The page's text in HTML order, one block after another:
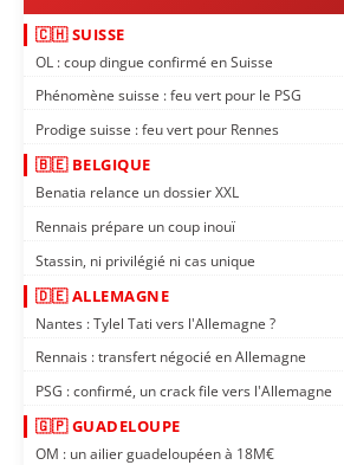
🇨🇭 SUISSE
OL : coup dingue confirmé en Suisse
Phénomène suisse : feu vert pour le PSG
Prodige suisse : feu vert pour Rennes
🇧🇪 BELGIQUE
Benatia relance un dossier XXL
Rennais prépare un coup inouï
Stassin, ni privilégié ni cas unique
🇩🇪 ALLEMAGNE
Nantes : Tylel Tati vers l'Allemagne ?
Rennais : transfert négocié en Allemagne
PSG : confirmé, un crack file vers l'Allemagne
🇬🇵 GUADELOUPE
OM : un ailier guadeloupéen à 18M€